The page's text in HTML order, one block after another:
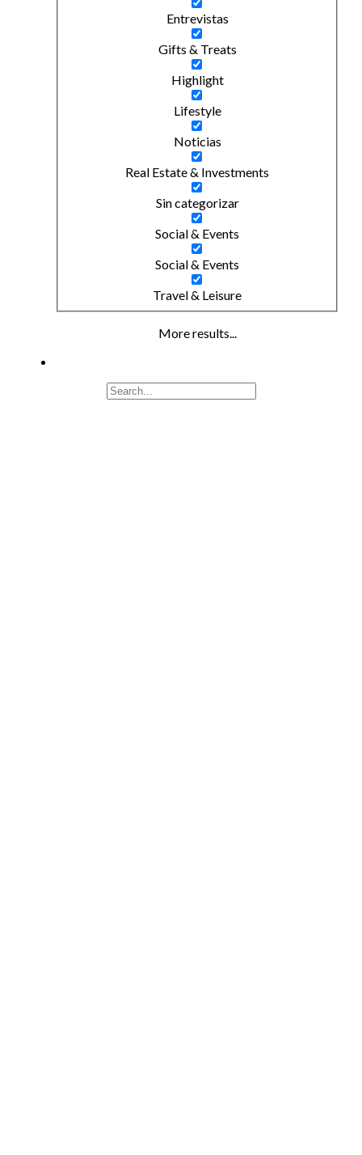
Entrevistas
Gifts & Treats
Highlight
Lifestyle
Noticias
Real Estate & Investments
Sin categorizar
Social & Events
Social & Events
Travel & Leisure
More results...